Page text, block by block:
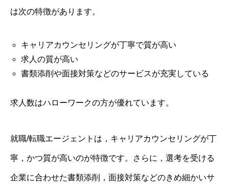
は次の特徴があります。
キャリアカウンセリングが丁寧で質が高い
求人の質が高い
書類添削や面接対策などのサービスが充実している
求人数はハローワークの方が優れています。
就職/転職エージェントは，キャリアカウンセリングが丁
寧，かつ質が高いのが特徴です。さらに，選考を受ける
企業に合わせた書類添削，面接対策などのきめ細かいサ